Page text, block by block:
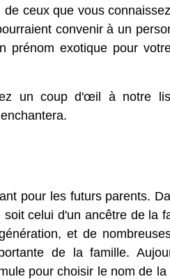
ceux que vous
convenir à un
prénom exotique pour
un coup d'œil à notre
pour les futurs parents.
celui d'un ancêtre de la
et de
de la famille.
pour choisir le nom de la